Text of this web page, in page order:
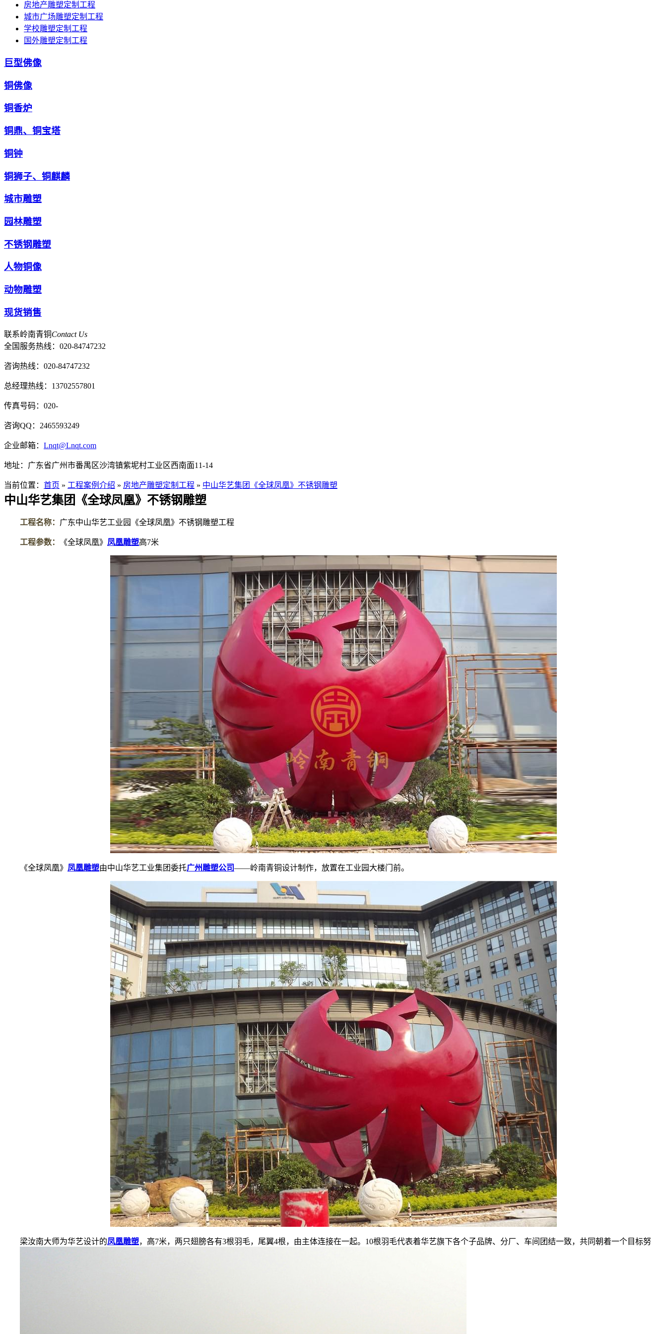
房地产雕塑定制工程
城市广场雕塑定制工程
学校雕塑定制工程
国外雕塑定制工程
巨型佛像
铜佛像
铜香炉
铜鼎、铜宝塔
铜钟
铜狮子、铜麒麟
城市雕塑
园林雕塑
不锈钢雕塑
人物铜像
动物雕塑
现货销售
联系岭南青铜 Contact Us
全国服务热线： 020-84747232
咨询热线：020-84747232
总经理热线：13702557801
传真号码：020-
咨询QQ：2465593249
企业邮箱： Lnqt@Lnqt.com
地址：广东省广州市番禺区沙湾镇紫坭村工业区西南面11-14
当前位置： 首页 » 工程案例介绍 » 房地产雕塑定制工程 » 中山华艺集团《全球凤凰》不锈钢雕塑
中山华艺集团《全球凤凰》不锈钢雕塑
工程名称： 广东中山华艺工业园《全球凤凰》不锈钢雕塑工程
工程参数： 《全球凤凰》 凤凰雕塑高7米
《全球凤凰》 凤凰雕塑由中山华艺工业集团委托广州雕塑公司——岭南青铜设计制作，放置在工业园大楼门前。
梁汝南大师为华艺设计的凤凰雕塑，高7米，两只翅膀各有3根羽毛，尾翼4根，由主体连接在一起。 10根羽毛代表着华艺旗下各个子品牌、分厂、车间团结一致，共同朝着一个目标努